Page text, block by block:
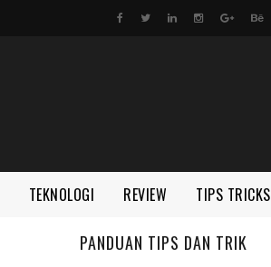
TEKNOLOGI REVIEW TIPS TRICKS
PANDUAN TIPS DAN TRIK